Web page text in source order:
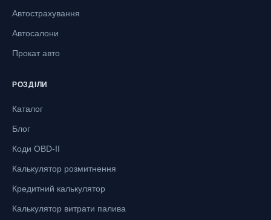
Автострахування
Автосалони
Прокат авто
РОЗДІЛИ
Каталог
Блог
Коди OBD-II
Калькулятор розмитнення
Кредитний калькулятор
Калькулятор витрати палива